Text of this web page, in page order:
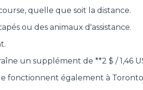
quelle que soit la distance.
ou des animaux d'assistance.
un supplément de **2 $ / 1,46
fonctionnent également à